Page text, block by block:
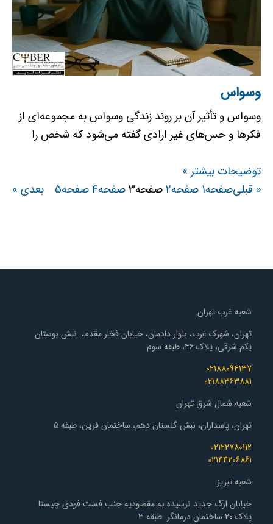
وسواس
وسواس و تأثیر آن بر روند زندگی وسواس به مجموعه‌ای از
فکرها و حس‌های غیر ارادی گفته می‌شود که شخص را
توضیحات بیشتر »
« قبلیصفحه1 صفحه2صفحه3صفحه4صفحه5 بعدی »
شعبه غرب تهران
تهران، شهرک غرب، بلوار دادمان، خیابان فخار مقدم، نبش بوستان
یکم شرقی، پلاک ۴۶، طبقه سوم
02188094137
02188363881
شعبه شمال شرق تهران
تهران، پاسداران، نبش گلستان دهم، ساختمان فرین، طبقه ۵
02122780112
02144206861
شعبه تبریز
خیابان ارگ جدید نرسیده به مقصودیه جنب فست فودی چیستا
پلاک 20 ساختمان درمانگر طبقه 3